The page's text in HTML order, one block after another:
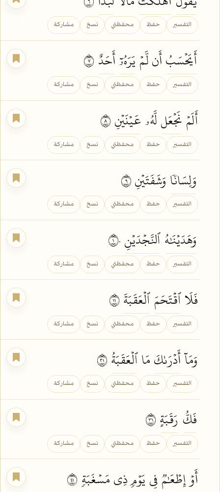
التفسير حفظ محفظتي نسخ مشاركة
أَيَحۡسَبُأَن لَّمۡ يَرَهُۥٓأَحَدٌ
التفسير حفظ محفظتي نسخ مشاركة
أَلَمۡ نَجۡعَللَّهُۥعَيۡنَيۡنِ
التفسير حفظ محفظتي نسخ مشاركة
وَلِسَانٗا وَشَفَتَيۡنِ ٩
التفسير حفظ محفظتي نسخ مشاركة
وَهَدَيۡنَٰهُٱلنَّجۡدَيۡنِ
التفسير حفظ محفظتي نسخ مشاركة
فَلَاٱقۡتَحَمَٱلۡعَقَبَةَ
التفسير حفظ محفظتي نسخ مشاركة
وَمَآأَدۡرَىٰكَمَاٱلۡعَقَبَةُ
التفسير حفظ محفظتي نسخ مشاركة
فَكُّ رَقَبَةٍ
التفسير حفظ محفظتي نسخ مشاركة
أَوۡإِطۡعَٰمٞفِي يَوۡمٖذِيمَسۡغَبَةٖ